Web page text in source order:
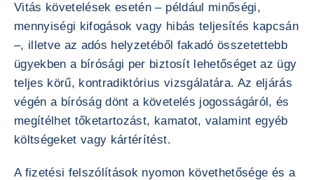
Vitás követelések esetén – például minőségi,
mennyiségi kifogások vagy hibás teljesítés kapcsán
–, illetve az adós helyzetéből fakadó összetettebb
ügyekben a bírósági per biztosít lehetőséget az ügy
teljes körű, kontradiktórius vizsgálatára. Az eljárás
végén a bíróság dönt a követelés jogosságáról, és
megítélhet tőketartozást, kamatot, valamint egyéb
költségeket vagy kártérítést.
A fizetési felszólítások nyomon követhetősége és a